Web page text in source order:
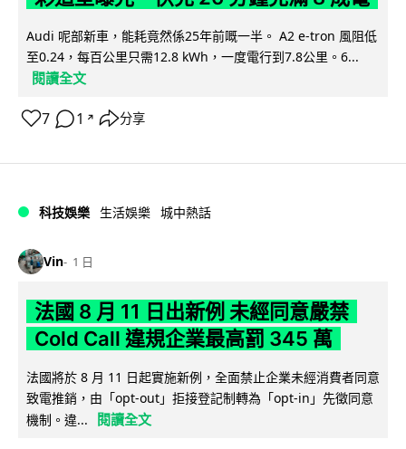
Audi 呢部新車，能耗竟然係25年前嘅一半。 A2 e-tron 風阻低
至0.24，每百公里只需12.8 kWh，一度電行到7.8公里。6...
閱讀全文
7 1 ↗ 分享
科技娛樂 生活娛樂 城中熱話
Vin 1 日
法國 8 月 11 日出新例 未經同意嚴禁
Cold Call 違規企業最高罰 345 萬
法國將於 8 月 11 日起實施新例，全面禁止企業未經消費者同意
致電推銷，由「opt-out」拒接登記制轉為「opt-in」先徵同意
機制。違...
閱讀全文